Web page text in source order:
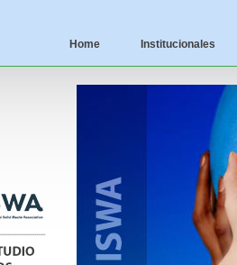
Home Institucionales